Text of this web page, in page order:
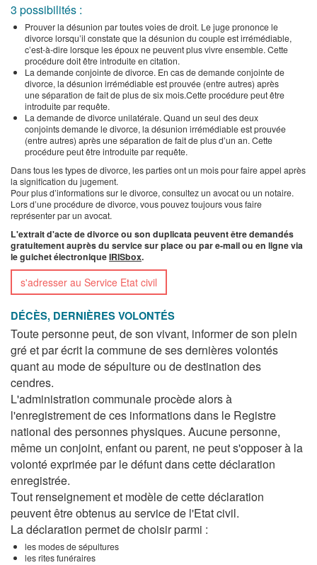
3 possibilités :
Prouver la désunion par toutes voies de droit. Le juge prononce le
divorce lorsqu’il constate que la désunion du couple est irrémédiable,
c’est-à-dire lorsque les époux ne peuvent plus vivre ensemble. Cette
procédure doit être introduite en citation.
La demande conjointe de divorce. En cas de demande conjointe de
divorce, la désunion irrémédiable est prouvée (entre autres) après
une séparation de fait de plus de six mois.Cette procédure peut être
introduite par requête.
La demande de divorce unilatérale. Quand un seul des deux
conjoints demande le divorce, la désunion irrémédiable est prouvée
(entre autres) après une séparation de fait de plus d’un an. Cette
procédure peut être introduite par requête.
Dans tous les types de divorce, les parties ont un mois pour faire appel après
la signification du jugement.
Pour plus d’informations sur le divorce, consultez un avocat ou un notaire.
Lors d’une procédure de divorce, vous pouvez toujours vous faire
représenter par un avocat.
L'extrait d'acte de divorce ou son duplicata peuvent être demandés
gratuitement auprès du service sur place ou par e-mail ou en ligne via
le guichet électroniqueIRISbox.
s'adresser au Service Etat civil
DÉCÈS, DERNIÈRES VOLONTÉS
Toute personne peut, de son vivant, informer de son plein
gré et par écrit la commune de ses dernières volontés
quant au mode de sépulture ou de destination des
cendres.
L'administration communale procède alors à
l'enregistrement de ces informations dans le Registre
national des personnes physiques. Aucune personne,
même un conjoint, enfant ou parent, ne peut s'opposer à la
volonté exprimée par le défunt dans cette déclaration
enregistrée.
Tout renseignement et modèle de cette déclaration
peuvent être obtenus au service de l'Etat civil.
La déclaration permet de choisir parmi :
les modes de sépultures
les rites funéraires